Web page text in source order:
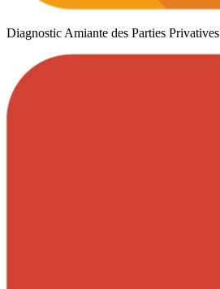
Diagnostic Amiante des Parties Privatives